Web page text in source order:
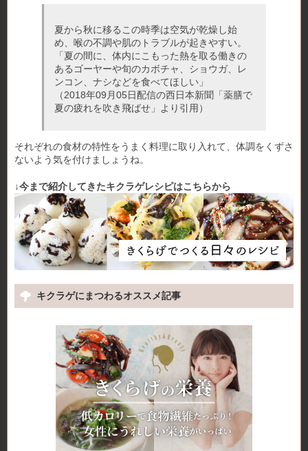
夏から秋に移るこの時季は空気が乾燥し始
め、喉の不調や肌のトラブルが起きやすい。
「夏の間に、体内にこもった熱を取る働きの
あるゴーヤーや旬のカボチャ、ショウガ、レ
ンコン、ナシなどを食べてほしい」
（2018年09月05日配信の西日本新聞「薬膳で
夏の疲れを吹き飛ばせ」より引用）
それぞれの食材の特性をうまく料理に取り入れて、体調をくずさ
ないよう気を付けましょうね。
↓今まで紹介してきたキクラゲレシピはこちらから
キクラゲにまつわるオススメ記事